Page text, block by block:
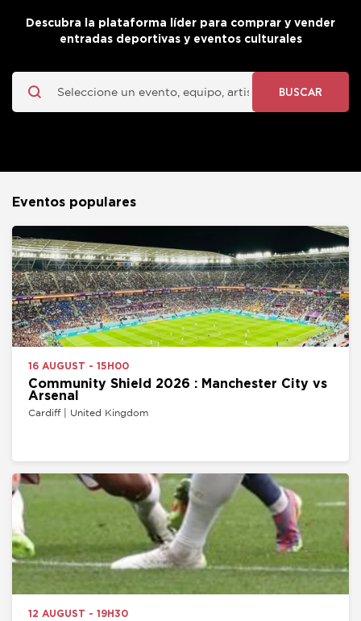
Descubra la plataforma líder para comprar y vender
entradas deportivas y eventos culturales
BUSCAR
Eventos populares
16 AUGUST - 15H00
Community Shield 2026 : Manchester City vs
Arsenal
Cardiff | United Kingdom
12 AUGUST - 19H30